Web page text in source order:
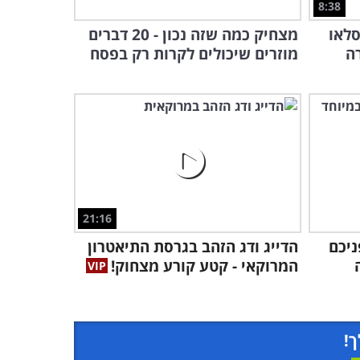
8:38
מצחיק כמה שזה נכון - 20 דברים
מוזרים שיכולים לקרות רק בפסח
21:16
הדייג ודג הזהב בגרסת התיאטרון
המרוקאי - קטע קורע מצחוק!